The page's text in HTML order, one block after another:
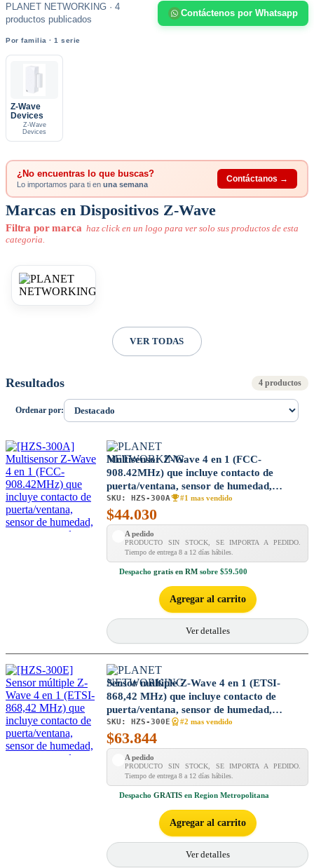
PLANET NETWORKING · 4
productos publicados
Contáctenos por Whatsapp
Por familia · 1 serie
Z-Wave
Devices
Z-Wave
Devices
¿No encuentras lo que buscas?
Lo importamos para ti en una semana
Contáctanos →
Marcas en Dispositivos Z-Wave
Filtra por marca haz click en un logo para ver solo sus productos de esta
categoria.
VER TODAS
Resultados 4 productos
Ordenar por:
Multisensor Z-Wave 4 en 1 (FCC-
908.42MHz) que incluye contacto de
puerta/ventana, sensor de humedad,
temperatura y luz
SKU: HZS-300A #1 mas vendido
$44.030
A pedido
PRODUCTO SIN STOCK, SE IMPORTA A PEDIDO.
Tiempo de entrega 8 a 12 días hábiles.
Despacho gratis en RM sobre $59.500
Agregar al carrito
Ver detalles
Sensor múltiple Z-Wave 4 en 1 (ETSI-
868,42 MHz) que incluye contacto de
puerta/ventana, sensor de humedad,
temperatura y luz
SKU: HZS-300E #2 mas vendido
$63.844
A pedido
PRODUCTO SIN STOCK, SE IMPORTA A PEDIDO.
Tiempo de entrega 8 a 12 días hábiles.
Despacho GRATIS en Region Metropolitana
Agregar al carrito
Ver detalles